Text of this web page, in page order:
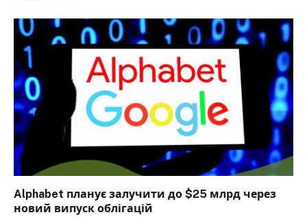
Alphabet планує залучити до $25 млрд через
новий випуск облігацій